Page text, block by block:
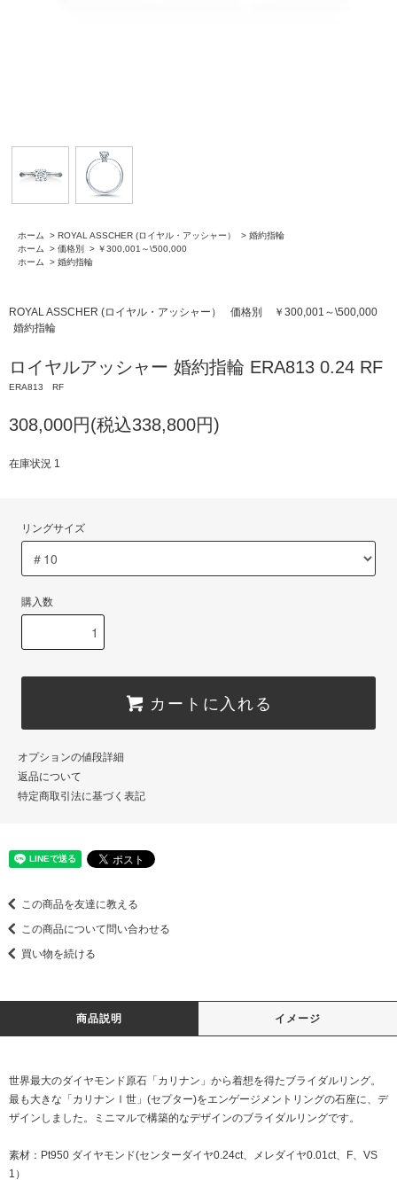
ホーム > ROYAL ASSCHER (ロイヤル・アッシャー） > 婚約指輪
ホーム
> 価格別 > ￥300,001～\500,000
ホーム
> 婚約指輪
ROYAL ASSCHER (ロイヤル・アッシャー） 価格別
￥300,001～\500,000
婚約指輪
ロイヤルアッシャー 婚約指輪 ERA813 0.24 RF
ERA813 RF
308,000円(税込338,800円)
在庫状況 1
リングサイズ
購入数
カートに入れる
オプションの値段詳細
返品について
特定商取引法に基づく表記
この商品を友達に教える
この商品について問い合わせる
買い物を続ける
商品説明 イメージ
世界最大のダイヤモンド原石「カリナン」から着想を得たブライダルリング。
最も大きな「カリナンⅠ世」(セプター)をエンゲージメントリングの石座に、デ
ザインしました。ミニマルで構築的なデザインのブライダルリングです。
素材：Pt950 ダイヤモンド(センターダイヤ0.24ct、メレダイヤ0.01ct、F、VS
1）